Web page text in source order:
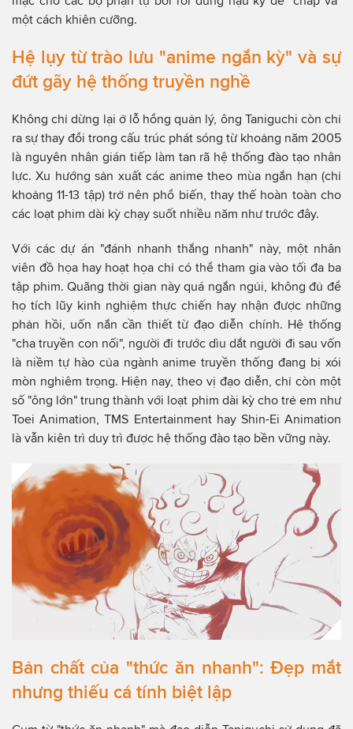
một cách khiên cưỡng.
Hệ lụy từ trào lưu "anime ngắn kỳ" và sự
đứt gãy hệ thống truyền nghề
Không chỉ dừng lại ở lỗ hổng quản lý, ông Taniguchi còn chỉ
ra sự thay đổi trong cấu trúc phát sóng từ khoảng năm 2005
là nguyên nhân gián tiếp làm tan rã hệ thống đào tạo nhân
lực. Xu hướng sản xuất các anime theo mùa ngắn hạn (chỉ
khoảng 11-13 tập) trở nên phổ biến, thay thế hoàn toàn cho
các loạt phim dài kỳ chạy suốt nhiều năm như trước đây.
Với các dự án "đánh nhanh thắng nhanh" này, một nhân
viên đồ họa hay hoạt họa chỉ có thể tham gia vào tối đa ba
tập phim. Quãng thời gian này quá ngắn ngủi, không đủ để
họ tích lũy kinh nghiệm thực chiến hay nhận được những
phản hồi, uốn nắn cần thiết từ đạo diễn chính. Hệ thống
"cha truyền con nối", người đi trước dìu dắt người đi sau vốn
là niềm tự hào của ngành anime truyền thống đang bị xói
mòn nghiêm trọng. Hiện nay, theo vị đạo diễn, chỉ còn một
số "ông lớn" trung thành với loạt phim dài kỳ cho trẻ em như
Toei Animation, TMS Entertainment hay Shin-Ei Animation
là vẫn kiên trì duy trì được hệ thống đào tạo bền vững này.
Bản chất của "thức ăn nhanh": Đẹp mắt
nhưng thiếu cá tính biệt lập